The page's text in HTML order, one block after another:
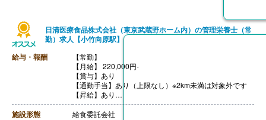
日清医療食品株式会社（東京武蔵野ホーム内）の管理栄養士（常
勤）求人【小竹向原駅】
給与・報酬
【常勤】
【月給】 220,000円-
【賞与】あり
【通勤手当】あり（上限なし）※2km未満は対象外です
【昇給】あり
【退職金】なし
施設形態 給食委託会社